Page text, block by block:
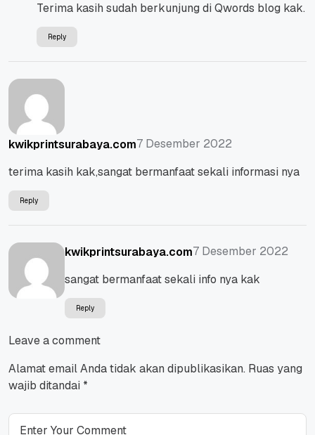
Terima kasih sudah berkunjung di Qwords blog kak.
Reply
kwikprintsurabaya.com7 Desember 2022
terima kasih kak,sangat bermanfaat sekali informasi nya
Reply
kwikprintsurabaya.com7 Desember 2022
sangat bermanfaat sekali info nya kak
Reply
Leave a comment
Alamat email Anda tidak akan dipublikasikan. Ruas yang
wajib ditandai *